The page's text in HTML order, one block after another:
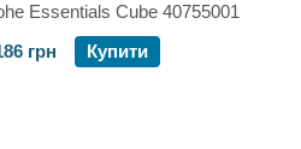
Essentials Cube 40755001
грн
Купити